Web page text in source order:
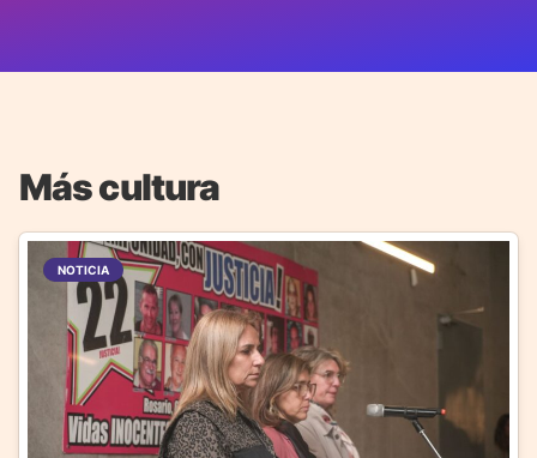
Más cultura
NOTICIA